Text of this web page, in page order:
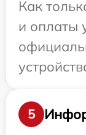
Как
и оплаты
5